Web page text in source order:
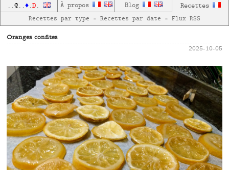
..@..♦.D. À propos Blog Recettes
Recettes par type — Recettes par date — Flux RSS
Oranges confites
2025-10-05